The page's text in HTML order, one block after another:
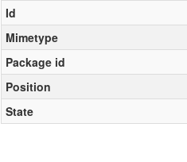
Id
Mimetype
Package id
Position
State